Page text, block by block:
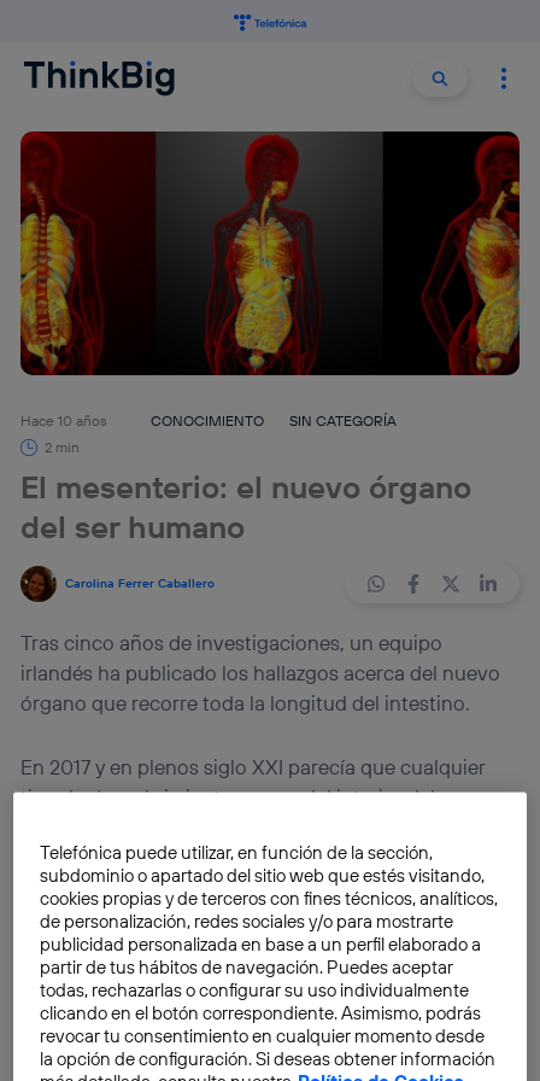
Buscar
Hace 10 años CONOCIMIENTO
SIN CATEGORÍA
2 min
El mesenterio: el nuevo órgano
del ser humano
Carolina Ferrer Caballero
Tras cinco años de investigaciones, un equipo
irlandés ha publicado los hallazgos acerca del nuevo
órgano que recorre toda la longitud del intestino.
En 2017 y en plenos siglo XXI parecía que cualquier
tipo de descubrimiento acerca del interior del cuerpo
de investigadores del Hospital Universitario de Limerik
(Irlanda) ha designado que elmesenterioes un nuevo
órgano en nuestra anatomía.
El mesenterio ya era conocido por la comunidad
científica como una serie de pliegues dobles en el
peritoneo, que es la membrana que cubre el intestino.
Sin embargo, ahora se ha conseguido averiguar que
Telefónica puede utilizar, en función de la sección,
subdominio o apartado del sitio web que estés visitando,
cookies propias y de terceros con fines técnicos, analíticos,
de personalización, redes sociales y/o para mostrarte
publicidad personalizada en base a un perfil elaborado a
partir de tus hábitos de navegación. Puedes aceptar
todas, rechazarlas o configurar su uso individualmente
clicando en el botón correspondiente. Asimismo, podrás
revocar tu consentimiento en cualquier momento desde
la opción de configuración. Si deseas obtener información